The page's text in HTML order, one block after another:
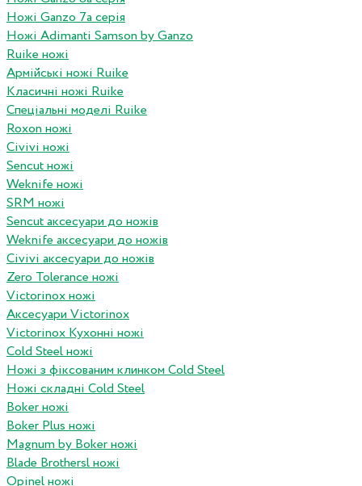
Ножі Ganzo 7а серія
Ножі Adimanti Samson by Ganzo
Ruike ножі
Армійські ножі Ruike
Класичні ножі Ruike
Спеціальні моделі Ruike
Roxon ножi
Civivi ножі
Sencut ножі
Weknife ножі
SRM ножі
Sencut аксесуари до ножів
Weknife аксесуари до ножів
Civivi аксесуари до ножів
Zero Tolerance ножі
Victorinox ножі
Аксесуари Victorinox
Victorinox Кухонні ножі
Cold Steel ножі
Ножі з фіксованим клинком Cold Steel
Ножі складні Cold Steel
Boker ножі
Boker Plus ножі
Magnum by Boker ножі
Blade Brothersl ножі
Opinel ножі